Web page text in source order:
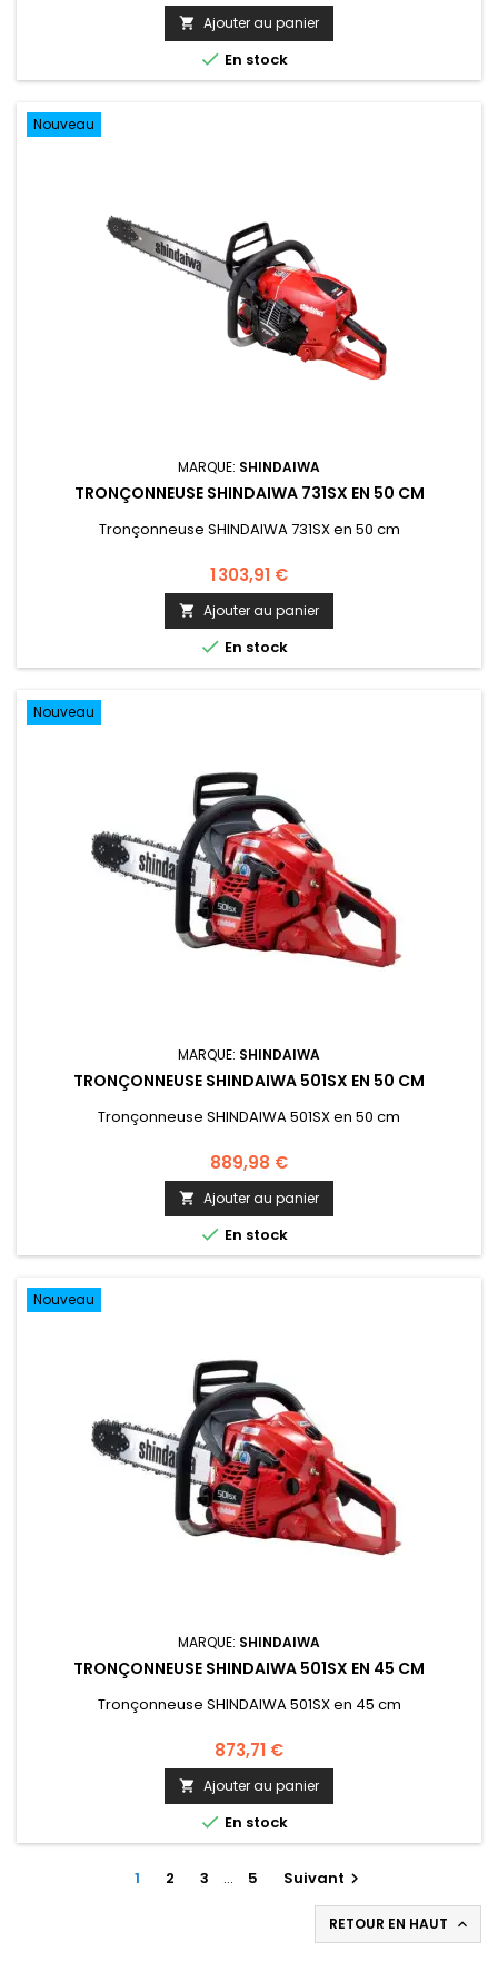
 Ajouter au panier
 En stock
Nouveau
MARQUE: SHINDAIWA
TRONÇONNEUSE SHINDAIWA 731SX EN 50 CM
Tronçonneuse SHINDAIWA 731SX en 50 cm
1 303,91 €
 Ajouter au panier
 En stock
Nouveau
MARQUE: SHINDAIWA
TRONÇONNEUSE SHINDAIWA 501SX EN 50 CM
Tronçonneuse SHINDAIWA 501SX en 50 cm
889,98 €
 Ajouter au panier
 En stock
Nouveau
MARQUE: SHINDAIWA
TRONÇONNEUSE SHINDAIWA 501SX EN 45 CM
Tronçonneuse SHINDAIWA 501SX en 45 cm
873,71 €
 Ajouter au panier
 En stock
1 2 3 … 5 Suivant 
RETOUR EN HAUT 